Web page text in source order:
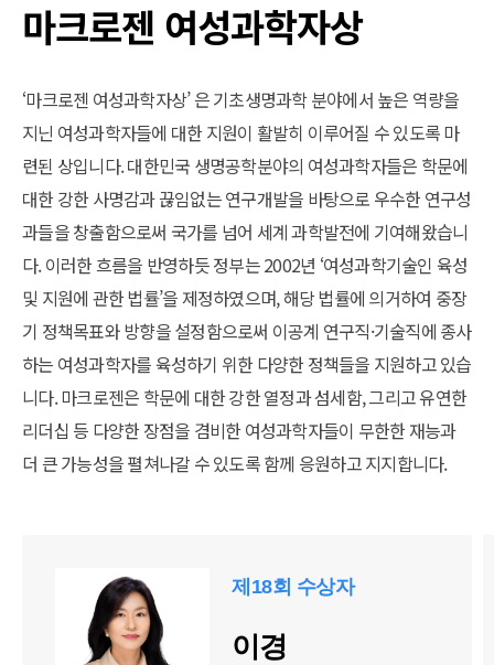
마크로젠 여성과학자상
‘마크로젠 여성과학자상’ 은 기초생명과학 분야에서 높은 역량을
지닌 여성과학자들에 대한 지원이 활발히 이루어질 수 있도록 마
련된 상입니다. 대한민국 생명공학분야의 여성과학자들은 학문에
대한 강한 사명감과 끊임없는 연구개발을 바탕으로 우수한 연구성
과들을 창출함으로써 국가를 넘어 세계 과학발전에 기여해왔습니
다. 이러한 흐름을 반영하듯 정부는 2002년 ‘여성과학기술인 육성
및 지원에 관한 법률’을 제정하였으며, 해당 법률에 의거하여 중장
기 정책목표와 방향을 설정함으로써 이공계 연구직·기술직에 종사
하는 여성과학자를 육성하기 위한 다양한 정책들을 지원하고 있습
니다. 마크로젠은 학문에 대한 강한 열정과 섬세함, 그리고 유연한
리더십 등 다양한 장점을 겸비한 여성과학자들이 무한한 재능과
더 큰 가능성을 펼쳐나갈 수 있도록 함께 응원하고 지지합니다.
제18회 수상자
이경